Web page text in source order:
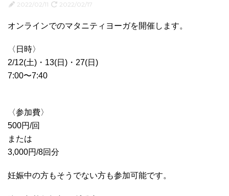
2022/02/11 2022/02/17
オンラインでのマタニティヨーガを開催します。
〈日時〉
2/12(土)・13(日)・27(日)
7:00〜7:40
〈参加費〉
500円/回
または
3,000円/8回分
妊娠中の方もそうでない方も参加可能です。